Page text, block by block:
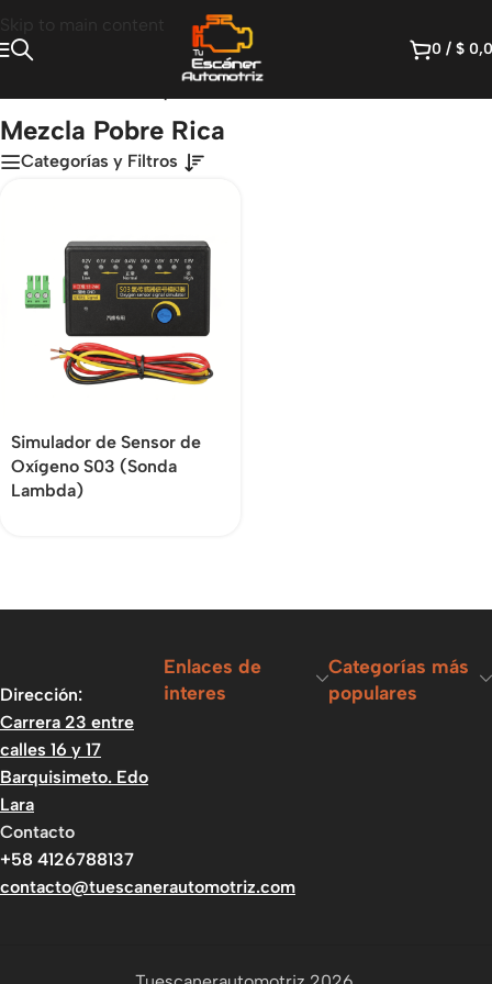
Skip to main content
0 / $
Mezcla Pobre Rica
Categorías y Filtros
Simulador de Sensor de
Oxígeno S03 (Sonda
Lambda)
Dirección:
Carrera 23 entre
calles 16 y 17
Barquisimeto. Edo
Lara
Contacto
+58 4126788137
contacto@tuescanerautomotriz.com
Enlaces de
interes
Categorías más
populares